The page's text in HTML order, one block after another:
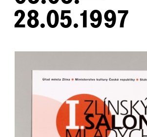
28.05.1997